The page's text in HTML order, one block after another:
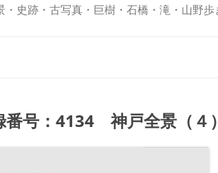
史跡・古写真・巨樹・石橋・滝・山野歩
ッ
プ
号：4134 神戸全景（４）